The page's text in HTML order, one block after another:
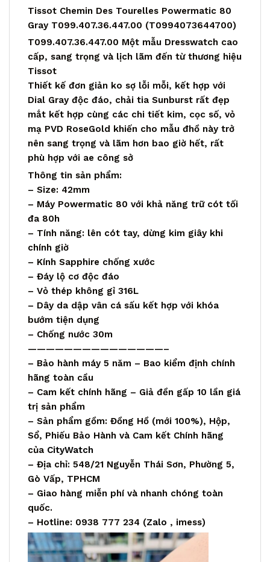
Tissot Chemin Des Tourelles Powermatic 80
Gray T099.407.36.447.00 (T0994073644700)
T099.407.36.447.00 Một mẫu Dresswatch cao
cấp, sang trọng và lịch lãm đến từ thương hiệu
Tissot
Thiết kế đơn giản ko sợ lỗi mỗi, kết hợp với
Dial Gray độc đáo, chải tia Sunburst rất đẹp
mắt kết hợp cùng các chi tiết kim, cọc số, vỏ
mạ PVD RoseGold khiến cho mẫu đhồ này trở
nên sang trọng và lãm hơn bao giờ hết, rất
phù hợp với ae công sở
Thông tin sản phẩm:
– Size: 42mm
– Máy Powermatic 80 với khả năng trữ cót tối
đa 80h
– Tính năng: lên cót tay, dừng kim giây khi
chính giờ
– Kính Sapphire chống xước
– Đáy lộ cơ độc đáo
– Vỏ thép không gỉ 316L
– Dây da dập vân cá sấu kết hợp với khóa
bướm tiện dụng
– Chống nước 30m
———————————————–
– Bảo hành máy 5 năm – Bao kiểm định chính
hãng toàn cầu
– Cam kết chính hãng – Giả đền gấp 10 lần giá
trị sản phẩm
– Sản phẩm gồm: Đồng Hồ (mới 100%), Hộp,
Sổ, Phiếu Bảo Hành và Cam kết Chính hãng
của CityWatch
– Địa chỉ: 548/21 Nguyễn Thái Sơn, Phường 5,
Gò Vấp, TPHCM
– Giao hàng miễn phí và nhanh chóng toàn
quốc.
– Hotline: 0938 777 234 (Zalo , imess)